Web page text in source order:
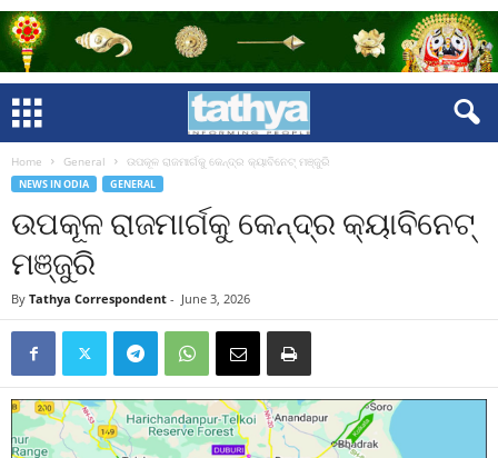
Home General ଉପକୂଳ ରାଜମାର୍ଗକୁ କେନ୍ଦ୍ର କ୍ୟାବିନେଟ୍‌ ମଞ୍ଜୁରି
NEWS IN ODIA GENERAL
ଉପକୂଳ ରାଜମାର୍ଗକୁ କେନ୍ଦ୍ର କ୍ୟାବିନେଟ୍‌
ମଞ୍ଜୁରି
By Tathya Correspondent - June 3, 2026